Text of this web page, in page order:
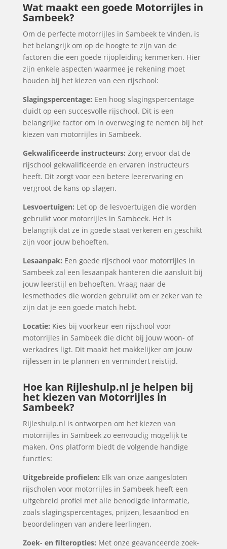
Wat maakt een goede Motorrijles in
Sambeek?
Om de perfecte motorrijles in Sambeek te vinden, is
het belangrijk om op de hoogte te zijn van de
factoren die een goede rijopleiding kenmerken. Hier
zijn enkele aspecten waarmee je rekening moet
houden bij het kiezen van een rijschool:
Slagingspercentage: Een hoog slagingspercentage
duidt op een succesvolle rijschool. Dit is een
belangrijke factor om in overweging te nemen bij het
kiezen van motorrijles in Sambeek.
Gekwalificeerde instructeurs: Zorg ervoor dat de
rijschool gekwalificeerde en ervaren instructeurs
heeft. Dit zorgt voor een betere leerervaring en
vergroot de kans op slagen.
Lesvoertuigen: Let op de lesvoertuigen die worden
gebruikt voor motorrijles in Sambeek. Het is
belangrijk dat ze in goede staat verkeren en geschikt
zijn voor jouw behoeften.
Lesaanpak: Een goede rijschool voor motorrijles in
Sambeek zal een lesaanpak hanteren die aansluit bij
jouw leerstijl en behoeften. Vraag naar de
lesmethodes die worden gebruikt om er zeker van te
zijn dat je een goede match hebt.
Locatie: Kies bij voorkeur een rijschool voor
motorrijles in Sambeek die dicht bij jouw woon- of
werkadres ligt. Dit maakt het makkelijker om jouw
rijlessen in te plannen en vermindert reistijd.
Hoe kan Rijleshulp.nl je helpen bij
het kiezen van Motorrijles in
Sambeek?
Rijleshulp.nl is ontworpen om het kiezen van
motorrijles in Sambeek zo eenvoudig mogelijk te
maken. Ons platform biedt de volgende handige
functies:
Uitgebreide profielen: Elk van onze aangesloten
rijscholen voor motorrijles in Sambeek heeft een
uitgebreid profiel met alle benodigde informatie,
zoals slagingspercentages, prijzen, lesaanbod en
beoordelingen van andere leerlingen.
Zoek- en filteropties: Met onze geavanceerde zoek-